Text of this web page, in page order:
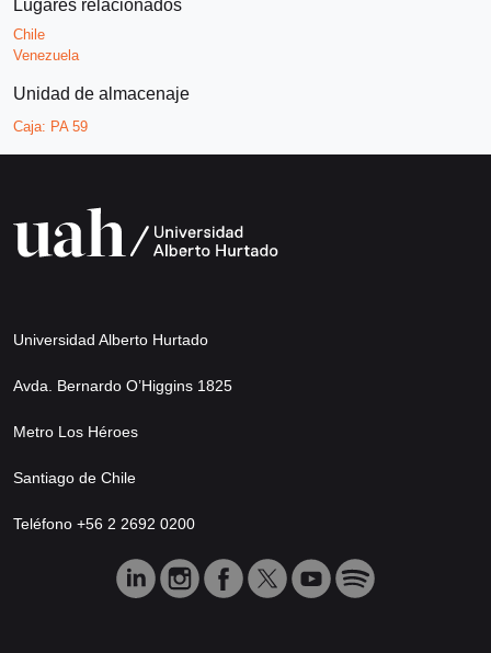
Lugares relacionados
Chile
Venezuela
Unidad de almacenaje
Caja: PA 59
Universidad Alberto Hurtado
Avda. Bernardo O’Higgins 1825
Metro Los Héroes
Santiago de Chile
Teléfono +56 2 2692 0200